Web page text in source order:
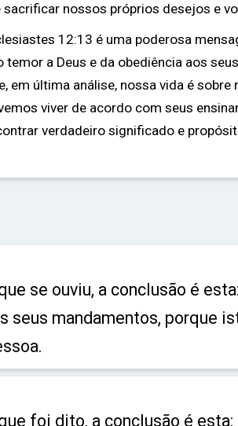
nossos próprios desejos e
12:13 é uma poderosa
temor a Deus e da obediência aos
em última análise, nossa vida é sobre
viver de acordo com seus
verdadeiro significado e
se ouviu, a conclusão é
seus mandamentos, porque
foi dito, a conclusão é esta: